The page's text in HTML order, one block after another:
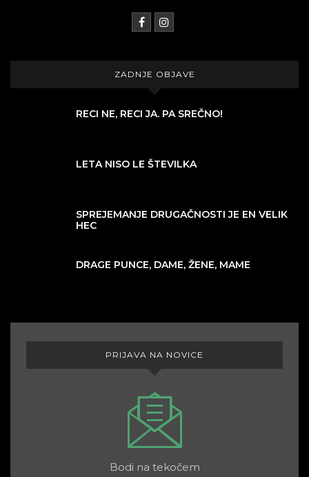
ZADNJE OBJAVE
RECI NE, RECI JA. PA SREČNO!
LETA NISO LE ŠTEVILKA
SPREJEMANJE DRUGAČNOSTI JE EN VELIK
HEC
DRAGE PUNCE, DAME, ŽENE, MAME
PRIJAVA NA NOVICE
Bodi na tekočem